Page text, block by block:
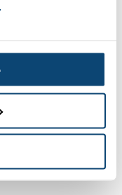
nevie 1/2
nevie 2/2
prinesie vám